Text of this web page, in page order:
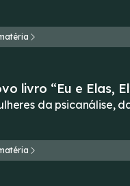
livro “Eu e Elas,
da psicanálise,